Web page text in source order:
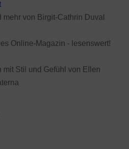
mehr von Birgit-Cathrin Duval
Online-Magazin - lesenswert!
mit Stil und Gefühl von Ellen